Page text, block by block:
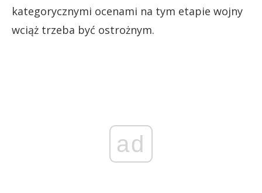
kategorycznymi ocenami na tym etapie wojny
wciąż trzeba być ostrożnym.
ad